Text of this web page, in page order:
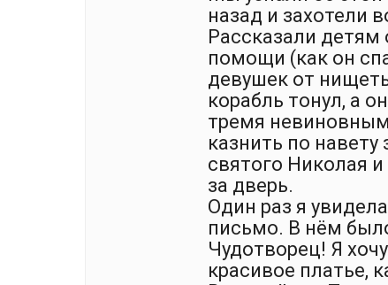
назад и захотели
Рассказали детям
помощи (как он
девушек от
корабль тонул, а
тремя
казнить по
святого Николая
за дверь.
Один раз я
письмо. В нём
Чудотворец! Я
красивое платье,